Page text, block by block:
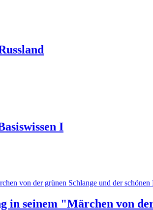
I
in seinem "Märchen von